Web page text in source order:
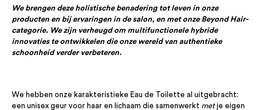
We brengen deze holistische benadering tot leven in onze
producten en bij ervaringen in de salon, en met onze Beyond Hair-
categorie. We zijn verheugd om multifunctionele hybride
innovaties te ontwikkelen die onze wereld van authentieke
schoonheid verder verbeteren.
We hebben onze karakteristieke Eau de Toilette al uitgebracht:
een unisex geur voor haar en lichaam die samenwerkt metje eigen